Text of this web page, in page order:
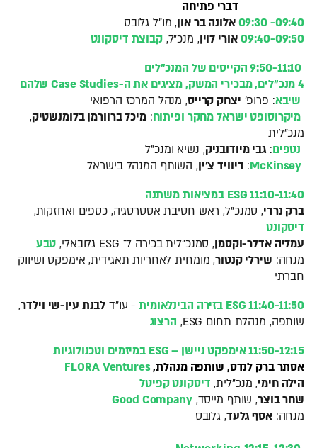
דברי פתיחה
09:40- 09:30 אלונה בר און, מו"ל גלובס
09:40-09:50 אורי לוין, מנכ"ל,קבוצת דיסקונט
4 מנכ"לים, מבכירי המשק, מציגים את ה-Case Studies שלהם
שיבא: פרופ' יצחק קרייס, מנהל המרכז הרפואי
מיקרוסופט ישראל מחקר ופיתוח:מיכל ברוורמן בלומנשטיק,
מנכ"לית
נטפים: גבי מיודובניק, נשיא ומנכ"ל
: דיוויד צ׳ין, השותף המנהל בישראל
11:10-11:40 ESG במציאות משתנה
ברק נרדי, סמנכ"ל, ראש חטיבת אסטרטגיה, כספים ואחזקות,
דיסקונט
עמליה אדלר-וקסמן, סמנכ״לית בכירה ל־ ESG גלובאלי,
טבע
מנחה: שירלי קנטור, מומחית לאחריות תאגידית, אימפקט ושיווק
חברתי
11:40-11:50 ESG בזירה הבינלאומית
- עו"ד לבנת עין-שי וילדר,
שותפה, מנהלת תחום ESG,
הרצוג
11:50-12:15 אימפקט ניישן – ESG במיזמים וטכנולוגיות
אסתר ברק לנדס, שותפה מנהלת,FLORA Ventures
הילה חימי, מנכ״לית, דיסקונט קפיטל
שחר בוצר, שותף מייסד,Good Company
מנחה:אסף גלעד, גלובס